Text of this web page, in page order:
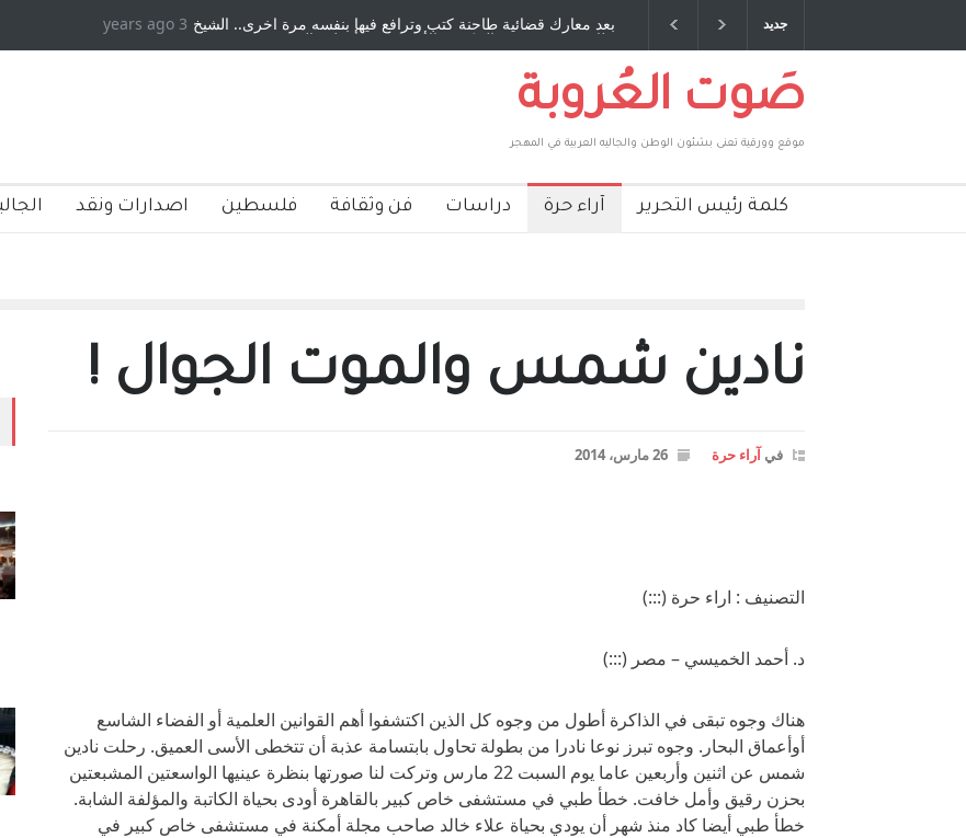
جديد دكريات بغداد ٍ: عاشها وكتبها بعد معارك قضائية طاحنة كتب وترافع فيها بنفسه مرة اخرى.. الشيخ
طارق يوسف يقهر الحكومة الأمريكية ، فأعطوه الجنسية عن يد وهم
صاغرون،
عمري ، صبحي مخلوف : بقلم : سعد الله 3 years ago
صَوت العُروبة
موقع وورقية تعنى بشئون الوطن والجاليه العربية في المهجر
كلمة رئيس التحرير آراء حرة دراسات فن وثقافة فلسطين اصدارات ونقد
نادين شمس والموت الجوال !
فيآراء حرة 26 مارس، 2014
التصنيف : اراء حرة (:::)
د. أحمد الخميسي – مصر (:::)
هناك وجوه تبقى في الذاكرة أطول من وجوه كل الذين اكتشفوا أهم القوانين العلمية أو الفضاء الشاسع
أوأعماق البحار. وجوه تبرز نوعا نادرا من بطولة تحاول بابتسامة عذبة أن تتخطى الأسى العميق. رحلت نادين
شمس عن اثنين وأربعين عاما يوم السبت 22 مارس وتركت لنا صورتها بنظرة عينيها الواسعتين المشبعتين
بحزن رقيق وأمل خافت. خطأ طبي في مستشفى خاص كبير بالقاهرة أودى بحياة الكاتبة والمؤلفة الشابة.
خطأ طبي أيضا كاد منذ شهر أن يودي بحياة علاء خالد صاحب مجلة أمكنة في مستشفى خاص كبير في